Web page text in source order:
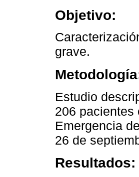
Objetivo:
grave.
Estudio
206 pacientes
Emergencia
26 de
Resultados: